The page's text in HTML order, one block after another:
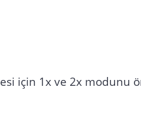
için 1x ve 2x